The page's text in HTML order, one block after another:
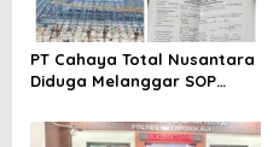
PT Cahaya Total Nusantara
Diduga Melanggar SOP
Kerja Hingga meninggal